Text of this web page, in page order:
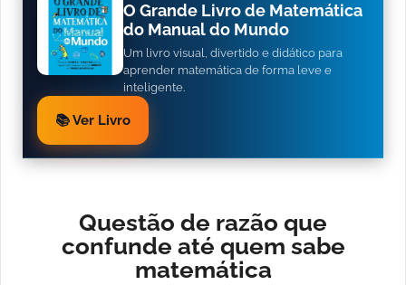
O Grande Livro de Matemática
do Manual do Mundo
Um livro visual, divertido e didático para
aprender matemática de forma leve e
inteligente.
📚 Ver Livro
Questão de razão que
confunde até quem sabe
matemática